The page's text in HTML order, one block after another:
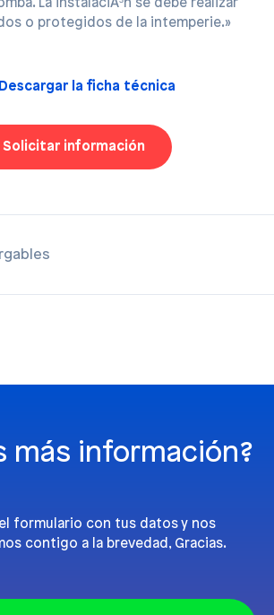
La instalaciÃ³n se debe realizar
o protegidos de la intemperie.»
Descargar la ficha técnica
Solicitar información
más información?
formulario con tus datos y nos
contigo a la brevedad, Gracias.